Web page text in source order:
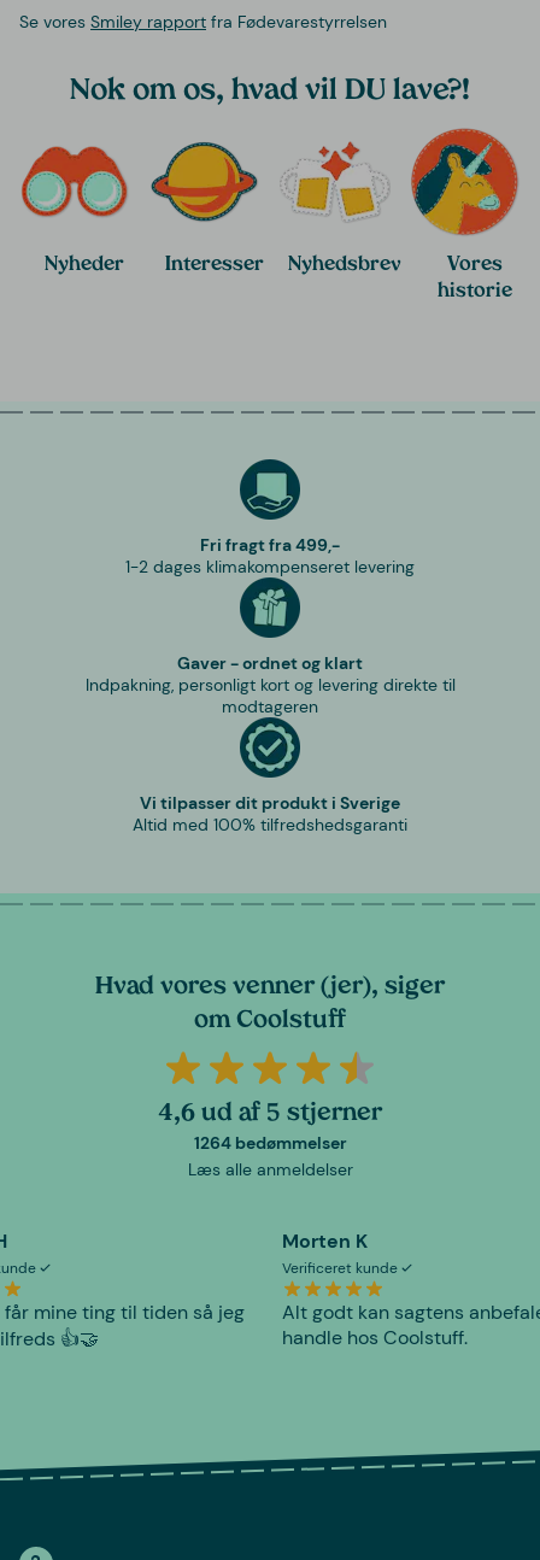
Se vores Smiley rapport fra Fødevarestyrrelsen
Nok om os, hvad vil DU lave?!
Nyheder Interesser Nyhedsbrev
Vores
historie
Fri fragt fra 499,-
1-2 dages klimakompenseret levering
Gaver - ordnet og klart
Indpakning, personligt kort og levering direkte til
modtageren
Vi tilpasser dit produkt i Sverige
Altid med 100% tilfredshedsgaranti
Hvad vores venner (jer), siger
om Coolstuff
4,6 ud af 5 stjerner
1264 bedømmelser
Læs alle anmeldelser
får mine ting til tiden så jeg
👍🤝
Morten K
Verificeret kunde
Alt godt kan sagtens
handle hos Coolstuff.